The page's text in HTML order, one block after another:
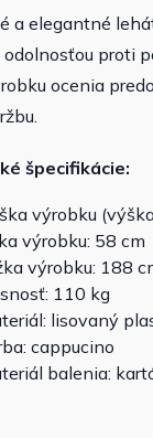
a elegantné
proti
ocenia
špecifikácie:
výrobku
výrobku: 58 cm
výrobku: 188
110 kg
lisovaný
cappucino
balenia: